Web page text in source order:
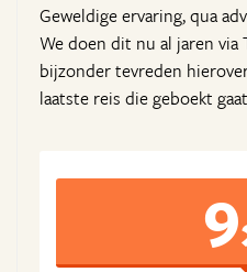
Geweldige ervaring, qua
We doen dit nu al jaren via
bijzonder tevreden
laatste reis die geboekt